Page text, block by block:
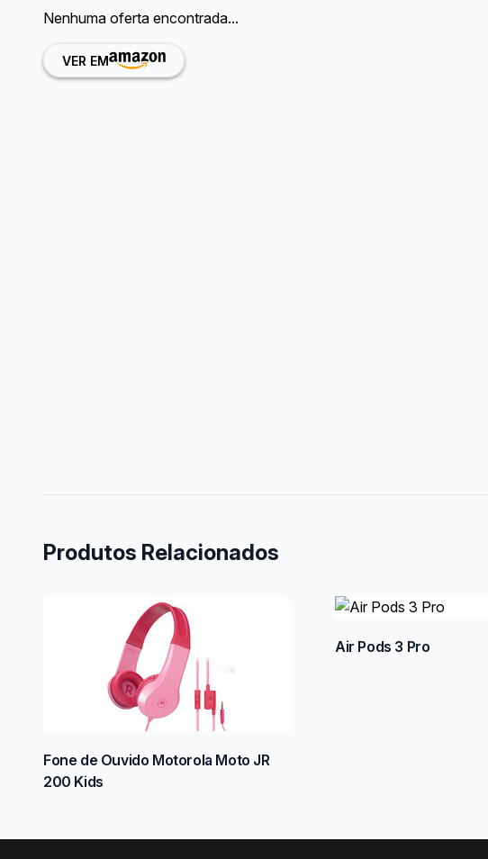
Nenhuma oferta encontrada...
VER EM
Produtos Relacionados
Fone de Ouvido Motorola Moto JR
200 Kids
Air Pods 3 Pro